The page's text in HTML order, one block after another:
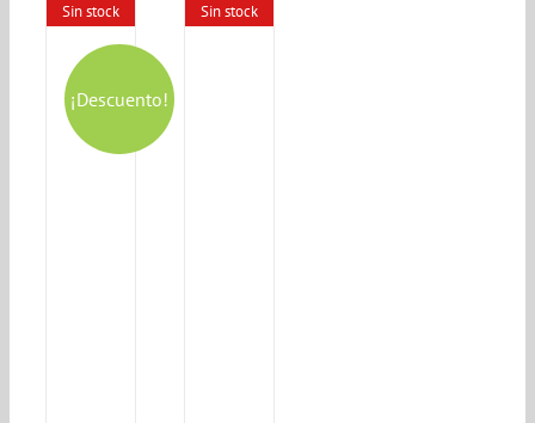
Sin stock
¡Descuento!
Sin stock